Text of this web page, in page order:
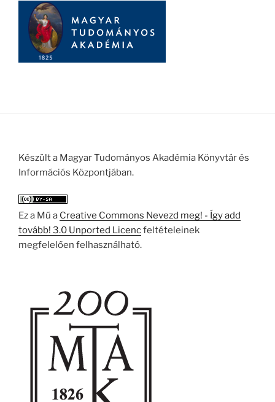
Készült a Magyar Tudományos Akadémia Könyvtár és
Információs Központjában.
Ez a Mű a Creative Commons Nevezd meg! - Így add
tovább! 3.0 Unported Licencfeltételeinek
megfelelően felhasználható.